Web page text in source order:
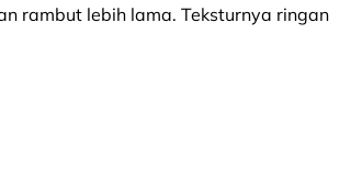
rambut lebih lama. Teksturnya ringan